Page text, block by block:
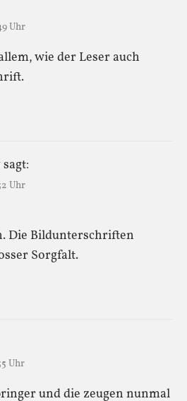
Uhr
wie der Leser auch
sagt:
Uhr
Die Bildunterschriften
Sorgfalt.
Uhr
und die zeugen nunmal